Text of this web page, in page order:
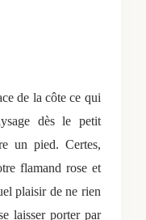
de la côte ce qui
dès le petit
un pied. Certes,
flamand rose et
plaisir de ne rien
laisser porter par